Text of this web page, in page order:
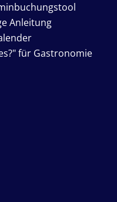
Anleitung
für Gastronomie